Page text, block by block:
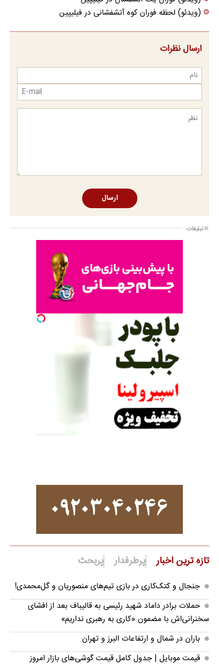
(ویدئو) لحظه فوران کوه آتشفشانی در فیلیپین
ارسال نظرات
ارسال
تبلیغات
تازه ترین اخبار پرطرفدار پربحث
جنجال و کتک‌کاری در بازی تیم‌های منصوریان و گل‌محمدی!
حملات برادر داماد شهید رئیسی به قالیباف بعد از افشای
سخنرانی‌اش با مضمون «کاری به رهبری نداریم»
باران در شمال و ارتفاعات البرز و تهران
قیمت موبایل‌ | جدول کامل قیمت گوشی‌های بازار امروز